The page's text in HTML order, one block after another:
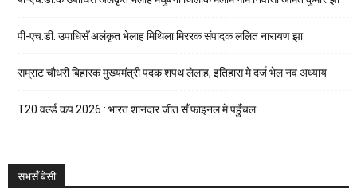
पी-एच.डी. उपाधिसँ अलंकृत भेलाह मिथिला मिररक संपादक ललित नारायण झा
सम्राट चौधरी बिहारक मुख्यमंत्री पदक शपथ लेलाह, इतिहास मे दर्ज भेल नव अध्याय
T20 वर्ल्ड कप 2026 : भारत शानदार जीत सँ फाइनल मे पहुँचल
सभसँ बेसी